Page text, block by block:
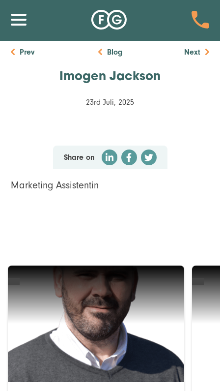
Prev Blog Next
Imogen Jackson
23rd Juli, 2025
Share on
Marketing Assistentin